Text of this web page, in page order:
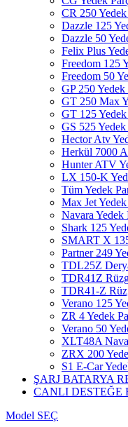
CR 250 Yedek
Dazzle 125
Dazzle 50
Felix Plus
Freedom 125
Freedom 50
GP 250 Yedek
GT 250 Max
GT 125 Yedek
GS 525 Yedek
Hector Atv
Herkül 7000
Hunter ATV
LX 150-K
Tüm Yedek
Max Jet Yedek
Navara Yedek
Shark 125
SMART X
Partner 249
TDL25Z
TDR41Z
TDR41-Z
Verano 125
ZR 4 Yedek
Verano 50
XLT48A
ZRX 200
S1 E-Car
ŞARJ BATARYA
CANLI DESTEĞE
Model SEÇ